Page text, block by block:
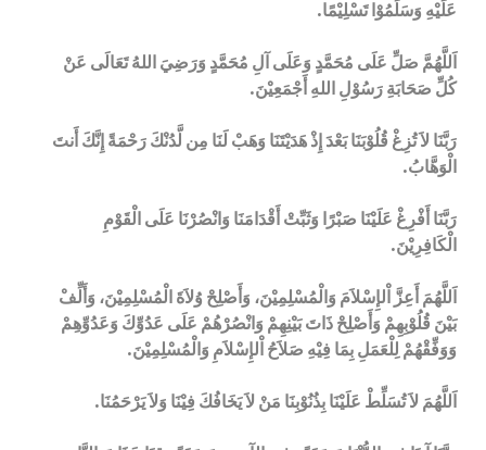
عَلَيْهِ وَسَلِّمُوْا تَسْلِيْمًا.
اَللَّهُمَّ صَلِّ عَلَى مُحَمَّدٍ وَعَلَى آلِ مُحَمَّدٍ وَرَضِيَ اللهُ تَعَالَى عَنْ
كُلِّ صَحَابَةِ رَسُوْلِ اللهِ أَجْمَعِيْنَ.
رَبَّنَا لاَ تُزِغْ قُلُوْبَنَا بَعْدَ إِذْ هَدَيْتَنَا وَهَبْ لَنَا مِن لَّدُنْكَ رَحْمَةً إِنَّكَ أَنتَ
الْوَهَّابُ.
رَبَّنَا أَفْرِغْ عَلَيْنَا صَبْرًا وَثَبِّتْ أَقْدَامَنَا وَانْصُرْنَا عَلَى الْقَوْمِ
الْكَافِرِيْنَ.
اَللَّهُمَ أَعِزَّ اْلإِسْلاَمَ وَالْمُسْلِمِيْنَ، وَأَصْلِحْ وُلاَةَ الْمُسْلِمِيْنَ، وَأَلِّفْ
بَيْنَ قُلُوْبِهِمْ وَأَصْلِحْ ذَاتَ بَيْنِهِمْ وَانْصُرْهُمْ عَلَى عَدُوِّكَ وَعَدُوِّهِمْ
وَوَفِّقْهُمْ لِلْعَمَلِ بِمَا فِيْهِ صَلاَحُ اْلإِسْلاَمِ وَالْمُسْلِمِيْنَ.
اَللَّهُمَ لاَ تُسَلِّطْ عَلَيْنَا بِذُنُوْبِنَا مَنْ لاَ يَخَافُكَ فِيْنَا وَلاَ يَرْحَمُنَا.